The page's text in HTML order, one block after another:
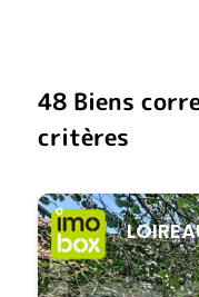
48 Biens
critères